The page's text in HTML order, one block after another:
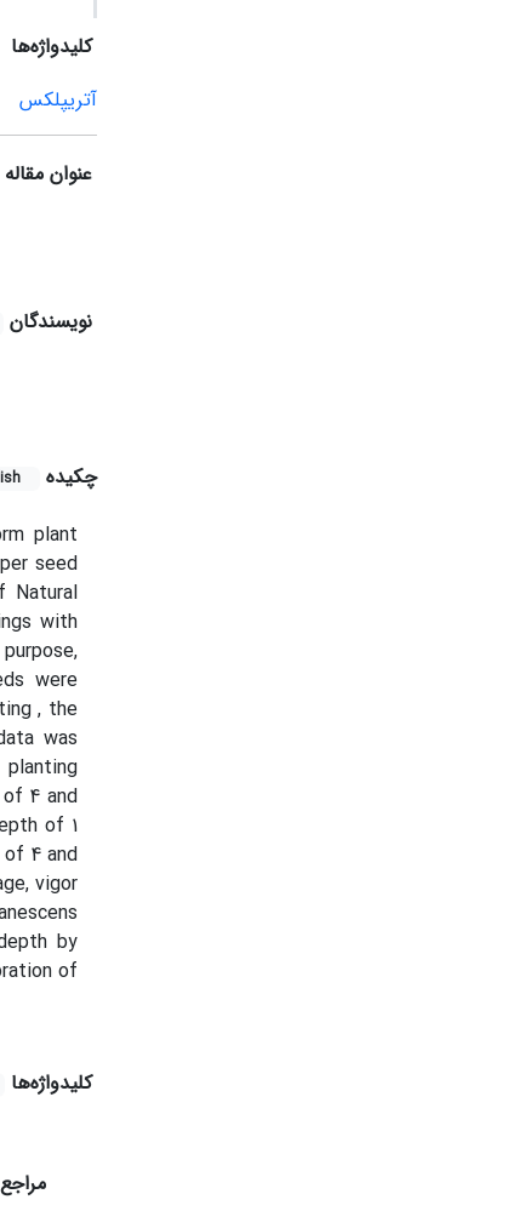
کلیدواژه‌ها
آتریپلکس
عنوان مقاله
نویسندگان
چکیده
plant
seed
Natural
with
were
, the
was
4 and
of 1
4 and
vigor
by
of
کلیدواژه‌ها
مراجع